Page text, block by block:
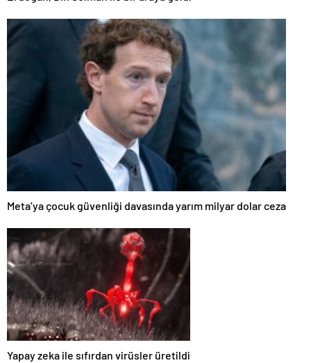
Meta’ya çocuk güvenliği davasında yarım milyar dolar ceza
Yapay zeka ile sıfırdan virüsler üretildi